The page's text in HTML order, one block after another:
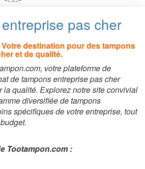
pas cher
destination pour des tampons
et de qualité.
votre plateforme de
de tampons entreprise pas cher
la qualité. Explorez notre site convivial
diversifiée de tampons
spécifiques de votre entreprise, tout
Tootampon.com :